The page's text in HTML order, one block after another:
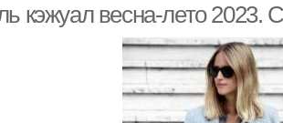
кэжуал весна-лето